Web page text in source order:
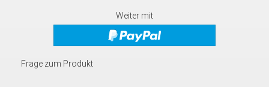
Weiter mit
Frage zum Produkt